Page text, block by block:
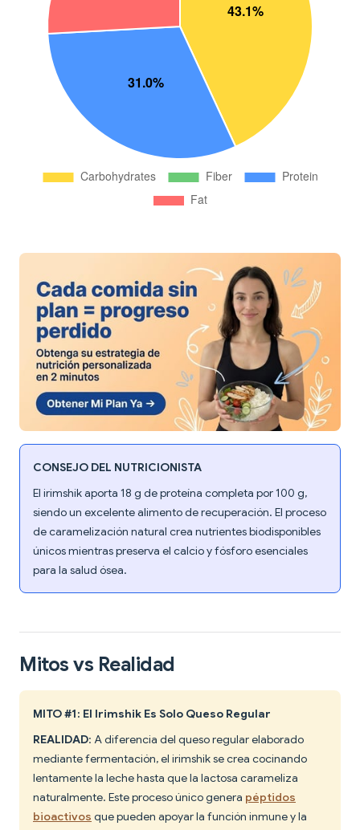
CONSEJO DEL NUTRICIONISTA
El irimshik aporta 18 g de proteína completa por 100 g,
siendo un excelente alimento de recuperación. El proceso
de caramelización natural crea nutrientes biodisponibles
únicos mientras preserva el calcio y fósforo esenciales
para la salud ósea.
Mitos vs Realidad
MITO #1: El Irimshik Es Solo Queso Regular
REALIDAD: A diferencia del queso regular elaborado
mediante fermentación, el irimshik se crea cocinando
lentamente la leche hasta que la lactosa carameliza
naturalmente. Este proceso único genera péptidos
bioactivos que pueden apoyar la función inmune y la